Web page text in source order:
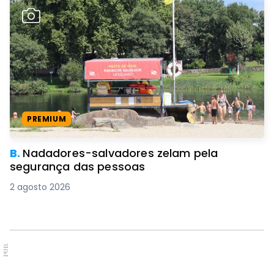
PREMIUM
B. Nadadores-salvadores zelam pela
segurança das pessoas
2 agosto 2026
PUB.